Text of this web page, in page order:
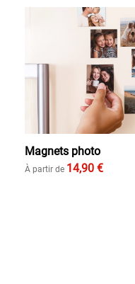
Magnets photo
À partir de 14,90 €